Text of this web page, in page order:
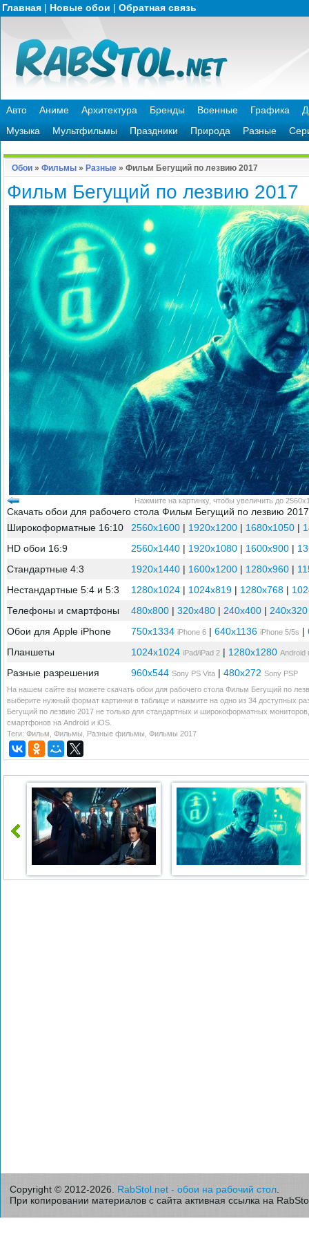
Главная | Новые обои | Обратная связь
Авто Аниме Архитектура Бренды Военные Графика
Музыка
Мультфильмы Праздники Природа Разные
Обои » Фильмы » Разные » Фильм Бегущий по лезвию 2017
Фильм Бегущий по лезвию 2017
Нажмите на картинку, чтобы увеличить до
Скачать обои для рабочего стола Фильм Бегущий по лезвию
Широкоформатные 16:10
2560x1600 | 1920x1200 | 1680x1050 |
HD обои 16:9
2560x1440 | 1920x1080 | 1600x900 |
Стандартные 4:3
1920x1440 | 1600x1200 | 1280x960 |
Нестандартные 5:4 и 5:3
1280x1024 | 1024x819 | 1280x768 |
Телефоны и смартфоны
480x800 | 320x480 | 240x400 | 240x320
Обои для Apple iPhone
750x1334 iPhone 6 | 640x1136 iPhone 5/5s |
Планшеты
1024x1024 iPad/iPad 2 | 1280x1280 Android
Разные разрешения 960x544 Sony PS Vita | 480x272 Sony PSP
На нашем сайте вы можете скачать обои для рабочего стола Фильм Бегущий по
выберите нужный формат картинки в таблице и нажмите на одно из 34 доступных
Бегущий по лезвию 2017 не только для стандартных и широкоформатных
смартфонов на Android и iOS.
Теги: Фильм Фильмы Разные фильмы Фильмы 2017
Copyright © 2012-2026. RabStol.net - обои на рабочий стол
При копировании материалов с сайта активная ссылка на